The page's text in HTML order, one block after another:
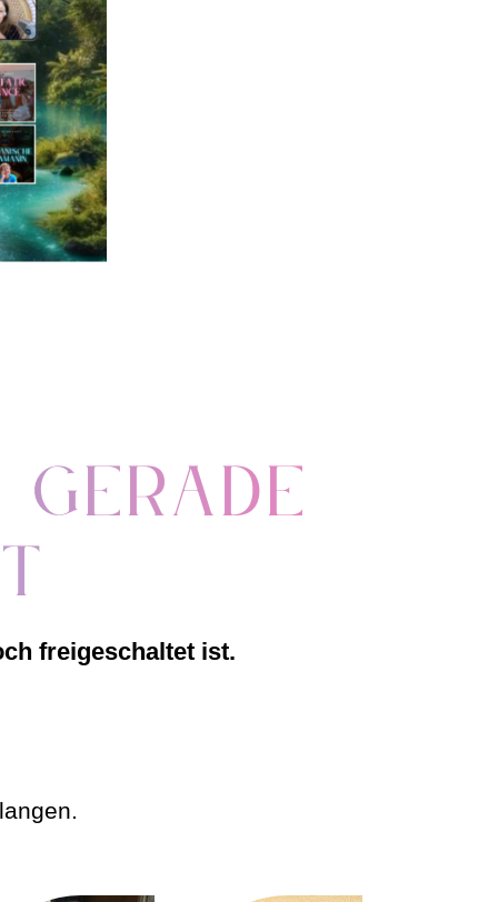
Gerade
freigeschaltet ist.